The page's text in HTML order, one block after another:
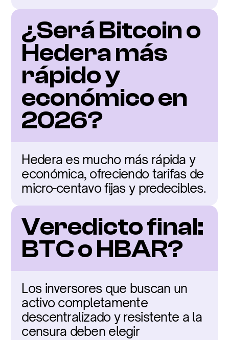
¿Será Bitcoin o
Hedera más
rápido y
económico en
2026?
Hedera es mucho más rápida y
económica, ofreciendo tarifas de
micro-centavo fijas y predecibles.
Veredicto final:
BTC o HBAR?
Los inversores que buscan un
activo completamente
descentralizado y resistente a la
censura deben elegir